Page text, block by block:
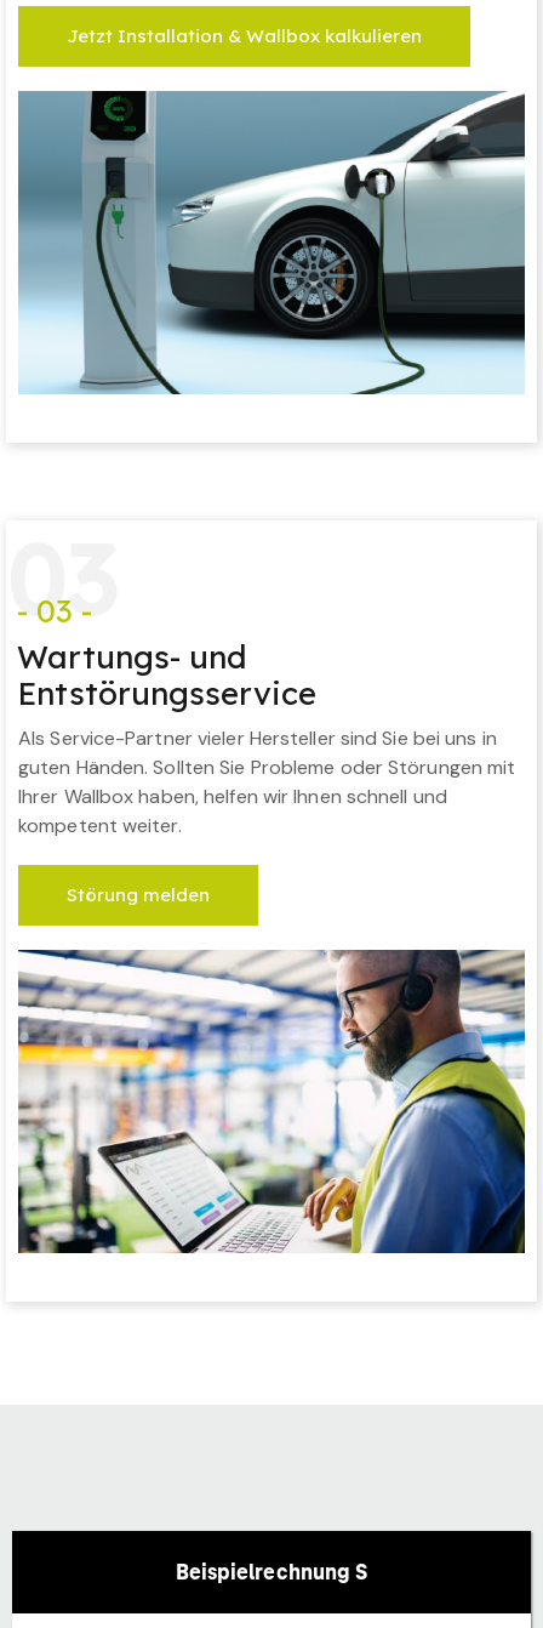
Jetzt Installation & Wallbox kalkulieren
03
- 03 -
Wartungs- und
Entstörungsservice
Als Service-Partner vieler Hersteller sind Sie bei uns in
guten Händen. Sollten Sie Probleme oder Störungen mit
Ihrer Wallbox haben, helfen wir Ihnen schnell und
kompetent weiter.
Störung melden
Beispielrechnung S